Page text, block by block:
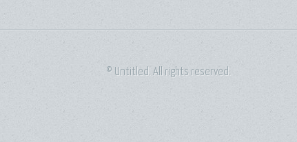
© Untitled. All rights reserved.